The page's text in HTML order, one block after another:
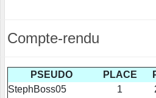
Compte-rendu
PSEUDO PLACE
StephBoss05
1